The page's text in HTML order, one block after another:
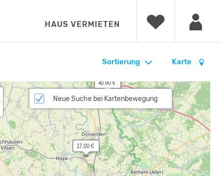
HAUS VERMIETEN
Karte
Sortierung
17.00 €
40.90 €
Neue Suche bei Kartenbewegung